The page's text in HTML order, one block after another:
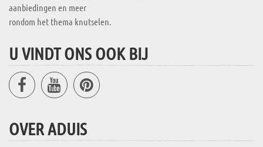
aanbiedingen en meer
rondom het thema knutselen.
U VINDT ONS OOK BIJ
OVER ADUIS